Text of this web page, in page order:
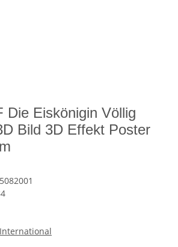
Die Eiskönigin Völlig
Bild 3D Effekt Poster